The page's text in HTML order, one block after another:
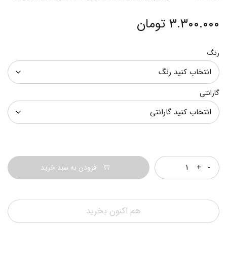
۳.۳۰۰.۰۰۰ تومان
رنگ
گارانتی
افزودن به سبد خرید
هم اکنون بخرید